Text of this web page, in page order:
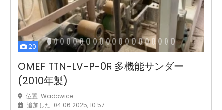
20
OMEF TTN-LV-P-0R 多機能サンダー
(2010年製)
位置: Wadowice
追加した: 04.06.2025, 10:57